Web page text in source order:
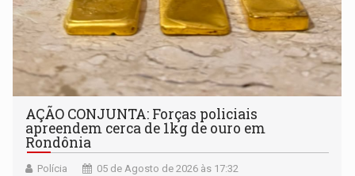
AÇÃO CONJUNTA: Forças policiais
apreendem cerca de 1kg de ouro em
Rondônia
Polícia 05 de Agosto de 2026 às 17:32